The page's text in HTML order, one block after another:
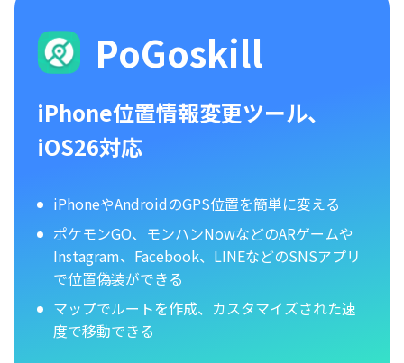
PoGoskill
iPhone位置情報変更ツール、
iOS26対応
iPhoneやAndroidのGPS位置を簡単に変える
ポケモンGO、モンハンNowなどのARゲームや
Instagram、Facebook、LINEなどのSNSアプリ
で位置偽装ができる
マップでルートを作成、カスタマイズされた速
度で移動できる